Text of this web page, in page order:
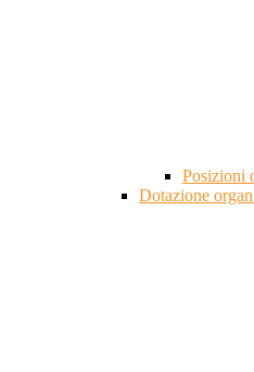
Posizioni
Dotazione